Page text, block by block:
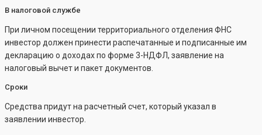
В налоговой службе
При личном посещении территориального отделения ФНС
инвестор должен принести распечатанные и подписанные им
декларацию о доходах по форме 3-НДФЛ, заявление на
налоговый вычет и пакет документов.
Сроки
Средства придут на расчетный счет, который указал в
заявлении инвестор.